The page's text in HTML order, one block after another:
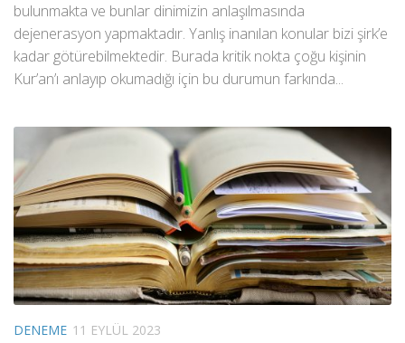
bulunmakta ve bunlar dinimizin anlaşılmasında
dejenerasyon yapmaktadır. Yanlış inanılan konular bizi şirk’e
kadar götürebilmektedir. Burada kritik nokta çoğu kişinin
Kur’an’ı anlayıp okumadığı için bu durumun farkında...
DENEME 11 EYLÜL 2023